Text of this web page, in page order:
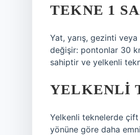
TEKNE 1
Yat, yarış, gezinti
değişir: pontonlar 30
sahiptir ve yelkenli
YELKENLI
Yelkenli teknelerde çift
yönüne göre daha